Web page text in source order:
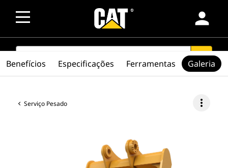
person
SEARCH search
Serviço Pesado more_vert
Benefícios Especificações Ferramentas Galeria